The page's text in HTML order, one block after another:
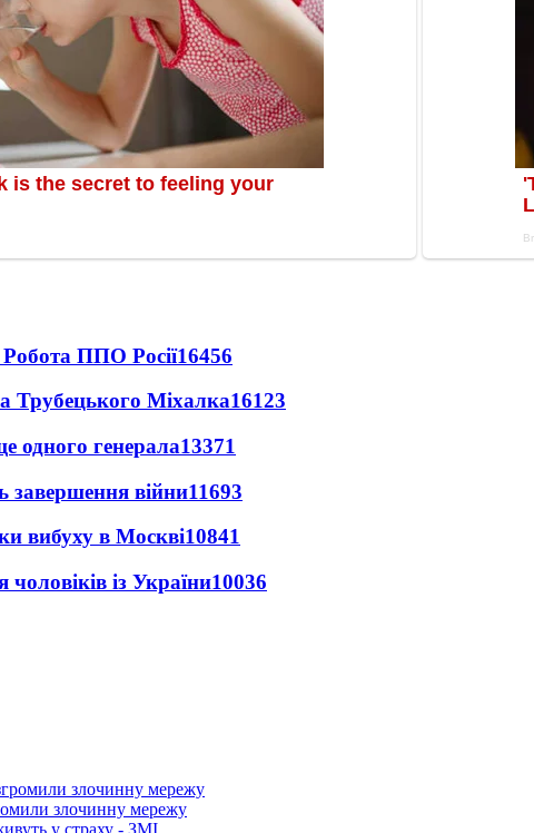
ППО Росії16456
Трубецького Міхалка16123
одного генерала13371
війни11693
вибуху в Москві10841
із України10036
злочинну мережу